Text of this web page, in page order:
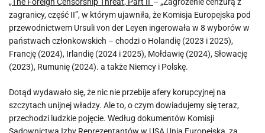
roli głównej
„Ręce precz od
wolnych
obywateli!”
zagranicy, część II”, w którym ujawniła, że Komisja Europejska pod
przewodnictwem Ursuli von der Leyen ingerowała w 8 wyborów w
państwach członkowskich – chodzi o Holandię (2023 i 2025),
Francję (2024), Irlandię (2024 i 2025), Mołdawię (2024), Słowację
(2023), Rumunię (2024). a także Niemcy i Polskę.
Dotąd wydawało się, że nic nie przebije afery korupcyjnej na
szczytach unijnej władzy. Ale to, o czym dowiadujemy się teraz,
przechodzi ludzkie pojęcie. Według dokumentów Komisji